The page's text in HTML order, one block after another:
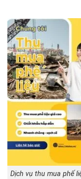
Dịch vụ thu mua phế